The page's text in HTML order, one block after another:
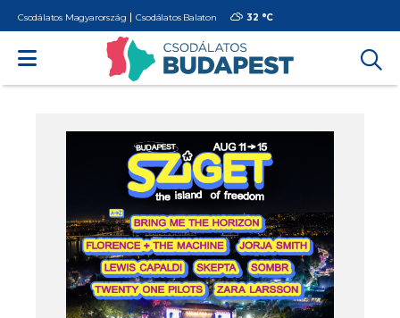
Csodálatos Magyarország Csodálatos Balaton 32 °C